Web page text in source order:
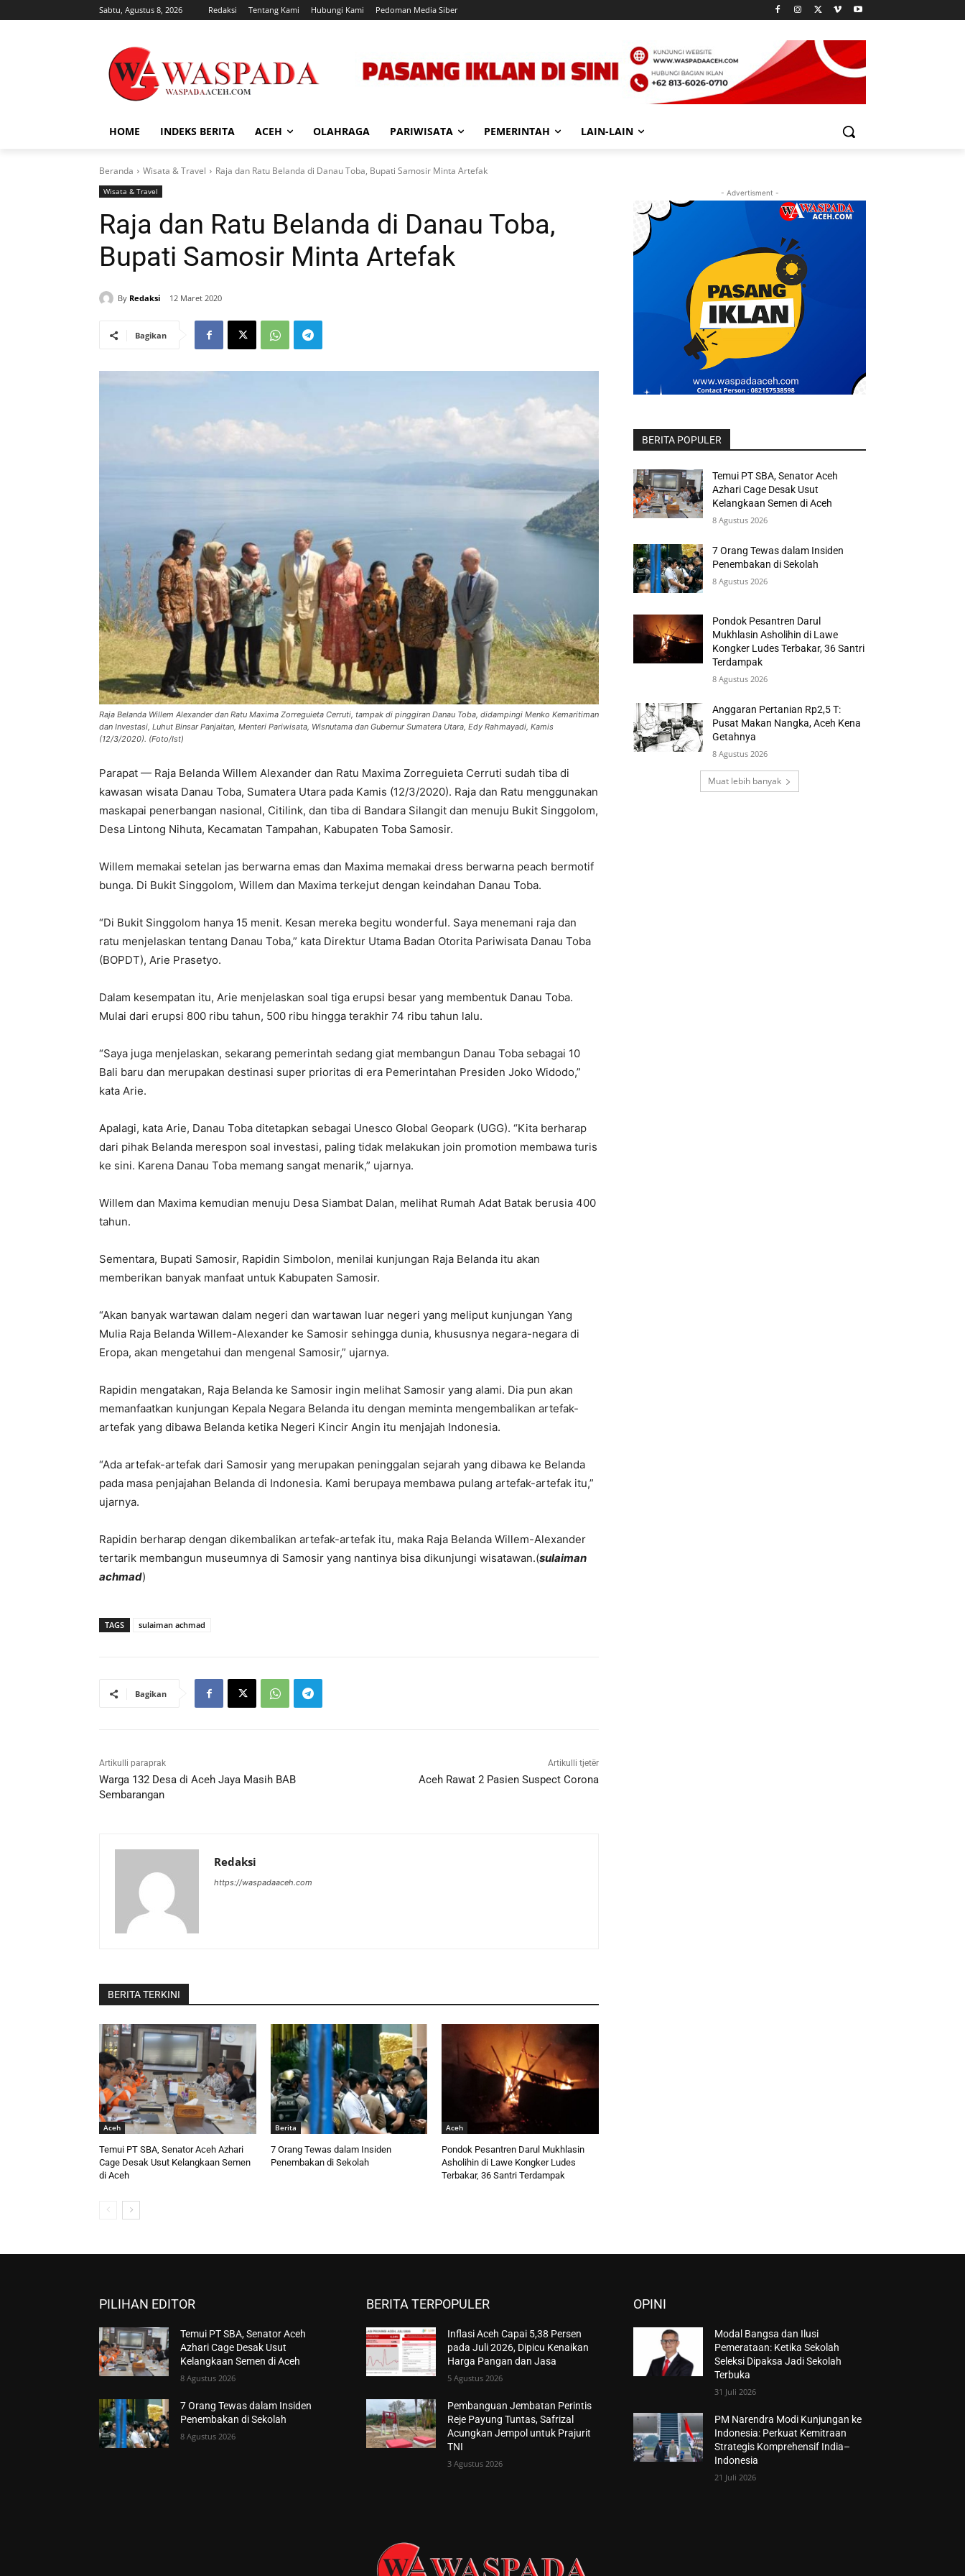
Sabtu, Agustus 8, 2026 Redaksi Tentang Kami Hubungi Kami Pedoman Media Siber
HOME INDEKS BERITA ACEH OLAHRAGA PARIWISATA PEMERINTAH LAIN-LAIN
Beranda Wisata & Travel Raja dan Ratu Belanda di Danau Toba, Bupati Samosir Minta Artefak
Wisata & Travel
Raja dan Ratu Belanda di Danau Toba,
Bupati Samosir Minta Artefak
By Redaksi 12 Maret 2020
Bagikan
Raja Belanda Willem Alexander dan Ratu Maxima Zorreguieta Cerruti, tampak di pinggiran Danau Toba, didampingi Menko Kemaritiman
dan Investasi, Luhut Binsar Panjaitan, Menteri Pariwisata, Wisnutama dan Gubernur Sumatera Utara, Edy Rahmayadi, Kamis
(12/3/2020). (Foto/Ist)
Parapat — Raja Belanda Willem Alexander dan Ratu Maxima Zorreguieta Cerruti sudah tiba di
kawasan wisata Danau Toba, Sumatera Utara pada Kamis (12/3/2020). Raja dan Ratu menggunakan
maskapai penerbangan nasional, Citilink, dan tiba di Bandara Silangit dan menuju Bukit Singgolom,
Desa Lintong Nihuta, Kecamatan Tampahan, Kabupaten Toba Samosir.
Willem memakai setelan jas berwarna emas dan Maxima memakai dress berwarna peach bermotif
bunga. Di Bukit Singgolom, Willem dan Maxima terkejut dengan keindahan Danau Toba.
“Di Bukit Singgolom hanya 15 menit. Kesan mereka begitu wonderful. Saya menemani raja dan
ratu menjelaskan tentang Danau Toba,” kata Direktur Utama Badan Otorita Pariwisata Danau Toba
(BOPDT), Arie Prasetyo.
Dalam kesempatan itu, Arie menjelaskan soal tiga erupsi besar yang membentuk Danau Toba.
Mulai dari erupsi 800 ribu tahun, 500 ribu hingga terakhir 74 ribu tahun lalu.
“Saya juga menjelaskan, sekarang pemerintah sedang giat membangun Danau Toba sebagai 10
Bali baru dan merupakan destinasi super prioritas di era Pemerintahan Presiden Joko Widodo,”
kata Arie.
Apalagi, kata Arie, Danau Toba ditetapkan sebagai Unesco Global Geopark (UGG). “Kita berharap
dari pihak Belanda merespon soal investasi, paling tidak melakukan join promotion membawa turis
ke sini. Karena Danau Toba memang sangat menarik,” ujarnya.
Willem dan Maxima kemudian menuju Desa Siambat Dalan, melihat Rumah Adat Batak berusia 400
tahun.
Sementara, Bupati Samosir, Rapidin Simbolon, menilai kunjungan Raja Belanda itu akan
memberikan banyak manfaat untuk Kabupaten Samosir.
“Akan banyak wartawan dalam negeri dan wartawan luar negeri yang meliput kunjungan Yang
Mulia Raja Belanda Willem-Alexander ke Samosir sehingga dunia, khususnya negara-negara di
Eropa, akan mengetahui dan mengenal Samosir,” ujarnya.
Rapidin mengatakan, Raja Belanda ke Samosir ingin melihat Samosir yang alami. Dia pun akan
memanfaatkan kunjungan Kepala Negara Belanda itu dengan meminta mengembalikan artefak-
artefak yang dibawa Belanda ketika Negeri Kincir Angin itu menjajah Indonesia.
“Ada artefak-artefak dari Samosir yang merupakan peninggalan sejarah yang dibawa ke Belanda
pada masa penjajahan Belanda di Indonesia. Kami berupaya membawa pulang artefak-artefak itu,”
ujarnya.
Rapidin berharap dengan dikembalikan artefak-artefak itu, maka Raja Belanda Willem-Alexander
tertarik membangun museumnya di Samosir yang nantinya bisa dikunjungi wisatawan.(sulaiman
achmad)
TAGS sulaiman achmad
Bagikan
Artikulli paraprak
Warga 132 Desa di Aceh Jaya Masih BAB
Sembarangan
Artikulli tjetër
Aceh Rawat 2 Pasien Suspect Corona
Redaksi
https://waspadaaceh.com
BERITA TERKINI
Aceh
Temui PT SBA, Senator Aceh Azhari
Cage Desak Usut Kelangkaan Semen
di Aceh
Berita
7 Orang Tewas dalam Insiden
Penembakan di Sekolah
Aceh
Pondok Pesantren Darul Mukhlasin
Asholihin di Lawe Kongker Ludes
Terbakar, 36 Santri Terdampak
- Advertisment -
BERITA POPULER
Temui PT SBA, Senator Aceh
Azhari Cage Desak Usut
Kelangkaan Semen di Aceh
8 Agustus 2026
7 Orang Tewas dalam Insiden
Penembakan di Sekolah
8 Agustus 2026
Pondok Pesantren Darul
Mukhlasin Asholihin di Lawe
Kongker Ludes Terbakar, 36 Santri
Terdampak
8 Agustus 2026
Anggaran Pertanian Rp2,5 T:
Pusat Makan Nangka, Aceh Kena
Getahnya
8 Agustus 2026
Muat lebih banyak
PILIHAN EDITOR
Temui PT SBA, Senator Aceh
Azhari Cage Desak Usut
Kelangkaan Semen di Aceh
8 Agustus 2026
7 Orang Tewas dalam Insiden
Penembakan di Sekolah
8 Agustus 2026
BERITA TERPOPULER
Inflasi Aceh Capai 5,38 Persen
pada Juli 2026, Dipicu Kenaikan
Harga Pangan dan Jasa
5 Agustus 2026
Pembanguan Jembatan Perintis
Reje Payung Tuntas, Safrizal
Acungkan Jempol untuk Prajurit
TNI
3 Agustus 2026
OPINI
Modal Bangsa dan Ilusi
Pemerataan: Ketika Sekolah
Seleksi Dipaksa Jadi Sekolah
Terbuka
31 Juli 2026
PM Narendra Modi Kunjungan ke
Indonesia: Perkuat Kemitraan
Strategis Komprehensif India–
Indonesia
21 Juli 2026